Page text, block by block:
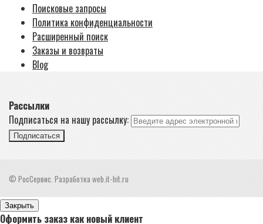
Поисковые запросы
Политика конфиденциальности
Расширенный поиск
Заказы и возвраты
Blog
Рассылки
Подписаться на нашу рассылку:
Подписаться
© РосСервис. Разработка web.it-hit.ru
Закрыть
Оформить заказ как новый клиент